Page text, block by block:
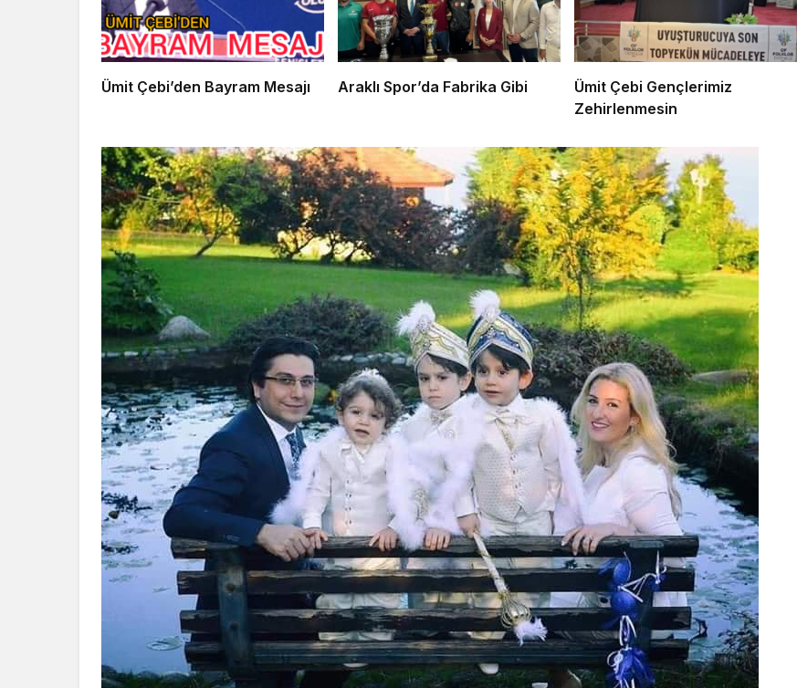
Ümit Çebi’den Bayram Mesajı Araklı Spor’da Fabrika Gibi
Ümit Çebi Gençlerimiz
Zehirlenmesin